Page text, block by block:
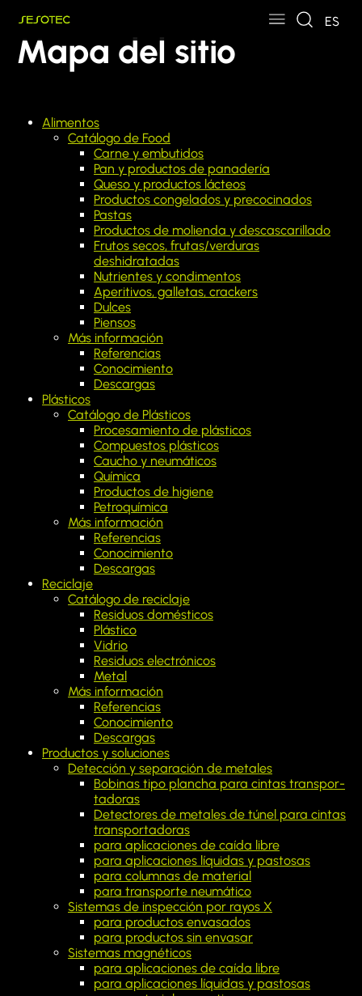
ES
Mapa del sitio
Alimentos
Catálogo de Food
Carne y embutidos
Pan y productos de panadería
Queso y productos lácteos
Productos congelados y precocinados
Pastas
Productos de molienda y descascarillado
Frutos secos, frutas/verduras
deshidratadas
Nutrientes y condimentos
Aperitivos, galletas, crackers
Dulces
Piensos
Más información
Referencias
Conocimiento
Descargas
Plásticos
Catálogo de Plásticos
Procesamiento de plásticos
Compuestos plásticos
Caucho y neumáticos
Química
Productos de higiene
Petroquímica
Más información
Referencias
Conocimiento
Descargas
Reciclaje
Catálogo de reciclaje
Residuos domésticos
Plástico
Vidrio
Residuos electrónicos
Metal
Más información
Referencias
Conocimiento
Descargas
Productos y soluciones
Detección y separación de metales
Bobinas tipo plancha para cintas transpor­
tadoras
Detectores de metales de túnel para cintas
transpor­tadoras
para aplicaciones de caída libre
para aplicaciones líquidas y pastosas
para columnas de material
para transporte neumático
Sistemas de inspección por rayos X
para productos envasados
para productos sin envasar
Sistemas magnéticos
para aplicaciones de caída libre
para aplicaciones líquidas y pastosas